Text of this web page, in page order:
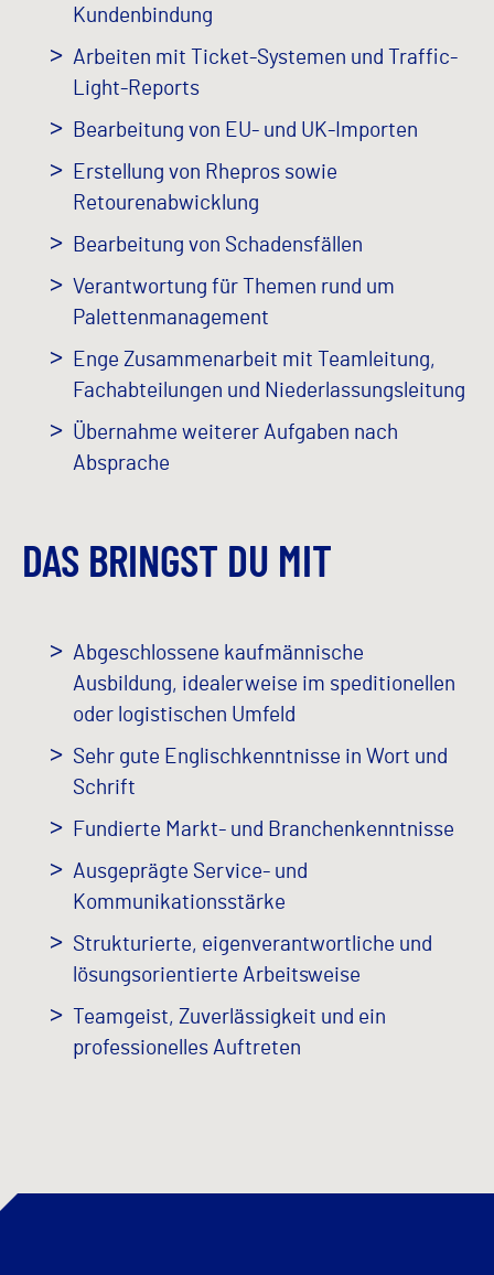
Kundenbindung
Arbeiten mit Ticket-Systemen und Traffic-
Light-Reports
Bearbeitung von EU- und UK-Importen
Erstellung von Rhepros sowie
Retourenabwicklung
Bearbeitung von Schadensfällen
Verantwortung für Themen rund um
Palettenmanagement
Enge Zusammenarbeit mit Teamleitung,
Fachabteilungen und Niederlassungsleitung
Übernahme weiterer Aufgaben nach
Absprache
DAS BRINGST DU MIT
Abgeschlossene kaufmännische
Ausbildung, idealerweise im speditionellen
oder logistischen Umfeld
Sehr gute Englischkenntnisse in Wort und
Schrift
Fundierte Markt- und Branchenkenntnisse
Ausgeprägte Service- und
Kommunikationsstärke
Strukturierte, eigenverantwortliche und
lösungsorientierte Arbeitsweise
Teamgeist, Zuverlässigkeit und ein
professionelles Auftreten